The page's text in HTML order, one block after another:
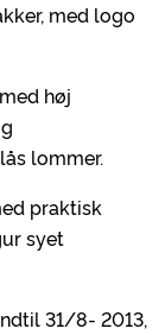
med logo
høj
lommer.
praktisk
syet
31/8- 2013,